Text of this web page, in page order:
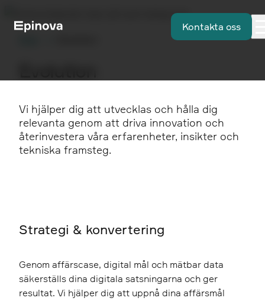
Kontakta oss
Vi hjälper dig att utvecklas och hålla dig
relevanta genom att driva innovation och
återinvestera våra erfarenheter, insikter och
tekniska framsteg.
Strategi & konvertering
Genom affärscase, digital mål och mätbar data
säkerställs dina digitala satsningarna och ger
resultat. Vi hjälper dig att uppnå dina affärsmål